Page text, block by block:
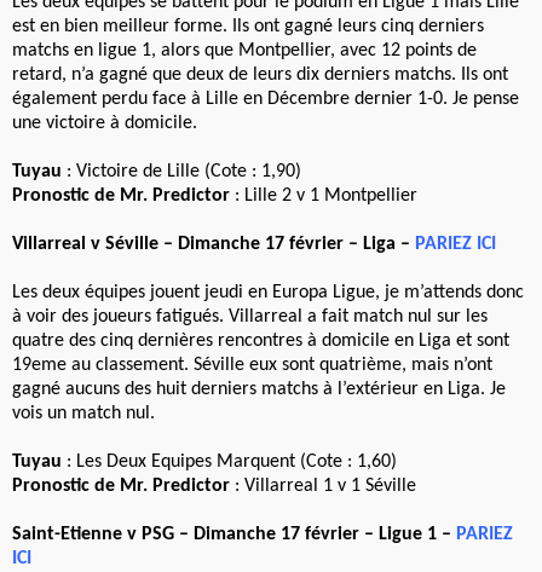
est en bien meilleur forme. Ils ont gagné leurs cinq derniers
matchs en ligue 1, alors que Montpellier, avec 12 points de
retard, n’a gagné que deux de leurs dix derniers matchs. Ils ont
également perdu face à Lille en Décembre dernier 1-0. Je pense
une victoire à domicile.
Tuyau : Victoire de Lille (Cote : 1,90)
Pronostic de Mr. Predictor : Lille 2 v 1 Montpellier
Villarreal v Séville – Dimanche 17 février – Liga – PARIEZ ICI
Les deux équipes jouent jeudi en Europa Ligue, je m’attends donc
à voir des joueurs fatigués. Villarreal a fait match nul sur les
quatre des cinq dernières rencontres à domicile en Liga et sont
19eme au classement. Séville eux sont quatrième, mais n’ont
gagné aucuns des huit derniers matchs à l’extérieur en Liga. Je
vois un match nul.
Tuyau : Les Deux Equipes Marquent (Cote : 1,60)
Pronostic de Mr. Predictor : Villarreal 1 v 1 Séville
Saint-Etienne v PSG – Dimanche 17 février – Ligue 1 – PARIEZ
ICI